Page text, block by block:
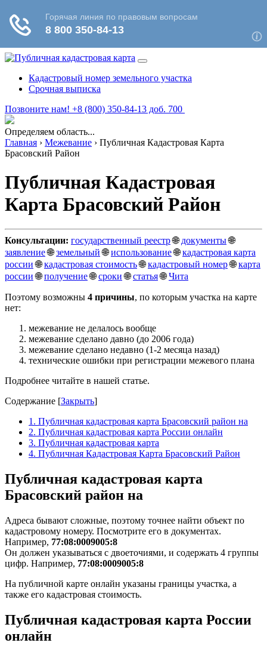
Кадастровый номер земельного участка
Срочная выписка
Позвоните нам! +8 (800) 350-84-13 доб. 700
Определяем область...
Главная › Межевание › Публичная Кадастровая Карта
Брасовский Район
Публичная Кадастровая
Карта Брасовский Район
Консультации: государственный реестр🌐документы🌐
заявление🌐земельный🌐использование🌐кадастровая карта
россии🌐кадастровая стоимость🌐кадастровый номер🌐карта
россии🌐получение🌐сроки🌐статья🌐Чита
Поэтому возможны 4 причины, по которым участка на карте
нет:
межевание не делалось вообще
межевание сделано давно (до 2006 года)
межевание сделано недавно (1-2 месяца назад)
технические ошибки при регистрации межевого плана
Подробнее читайте в нашей статье.
Содержание [Закрыть]
1. Публичная кадастровая карта Брасовский район на
2. Публичная кадастровая карта России онлайн
3. Публичная кадастровая карта
4. Публичная Кадастровая Карта Брасовский Район
Публичная кадастровая карта
Брасовский район на
Адреса бывают сложные, поэтому точнее найти объект по
кадастровому номеру. Посмотрите его в документах.
Например, 77:08:0009005:8
Он должен указываться с двоеточиями, и содержать 4 группы
цифр. Например, 77:08:0009005:8
На публичной карте онлайн указаны границы участка, а
также его кадастровая стоимость.
Публичная кадастровая карта России
онлайн